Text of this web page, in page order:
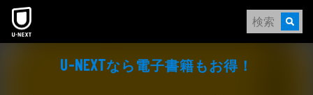
本文へスキップ
U-NEXTなら電⼦書籍もお得！